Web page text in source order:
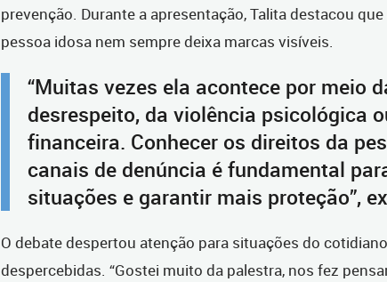
prevenção. Durante a apresentação, Talita destacou
pessoa idosa nem sempre deixa marcas visíveis.
“Muitas vezes ela acontece por meio
desrespeito, da violência psicológica
financeira. Conhecer os direitos da
canais de denúncia é fundamental
situações e garantir mais proteção”,
O debate despertou atenção para situações do
despercebidas. “Gostei muito da palestra, nos fez